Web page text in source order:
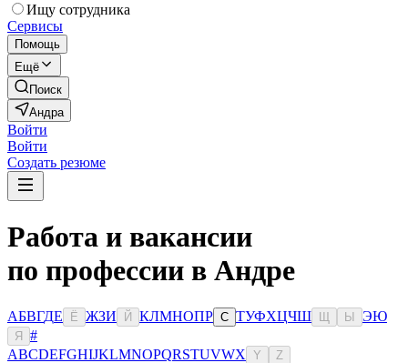
Ищу сотрудника
Сервисы
Помощь
Ещё
Поиск
Андра
Войти
Войти
Создать резюме
Работа и вакансии
по профессии в Андре
АБВГДЕ Ё ЖЗИ Й КЛМНОПР С ТУФХЦЧШ Ы ЭЮ
Я
#
ABCDEFGHIJKLMNOPQRSTUVWX Y Z